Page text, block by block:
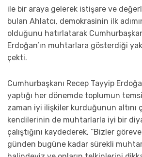
ile bir araya gelerek istişare ve
bulan Ahlatcı, demokrasinin ilk
olduğunu hatırlatarak
Erdoğan’ın muhtarlara gösterdiği
çekti.
Cumhurbaşkanı Recep Tayyip
yaptığı her dönemde toplumun
zaman iyi ilişkiler kurduğunun altını
kendilerinin de muhtarlarla iyi bir
çalıştığını kaydederek, “Bizler
günden bugüne kadar sürekli